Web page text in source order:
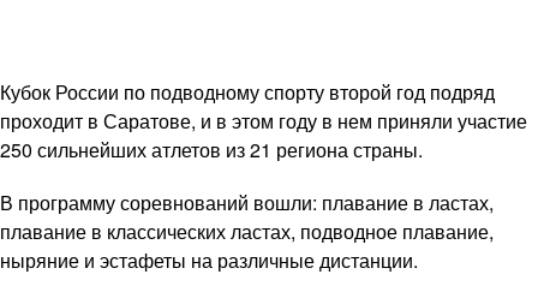
Кубок России по подводному спорту второй год подряд
проходит в Саратове, и в этом году в нем приняли участие
250 сильнейших атлетов из 21 региона страны.
В программу соревнований вошли: плавание в ластах,
плавание в классических ластах, подводное плавание,
ныряние и эстафеты на различные дистанции.